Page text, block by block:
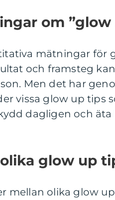
om ”glow
mätningar för
och framsteg
Men det har
vissa glow up tips
dagligen och
glow up
mellan olika glow